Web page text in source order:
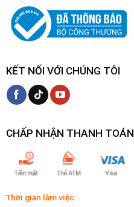
KẾT NỐI VỚI CHÚNG TÔI
CHẤP NHẬN THANH TOÁN
Thời gian làm việc: